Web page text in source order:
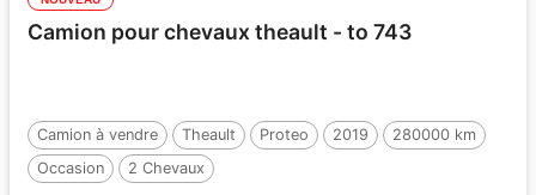
Camion pour chevaux theault - to 743
Camion à vendre Theault Proteo 2019
280000 km
Occasion
2 Chevaux